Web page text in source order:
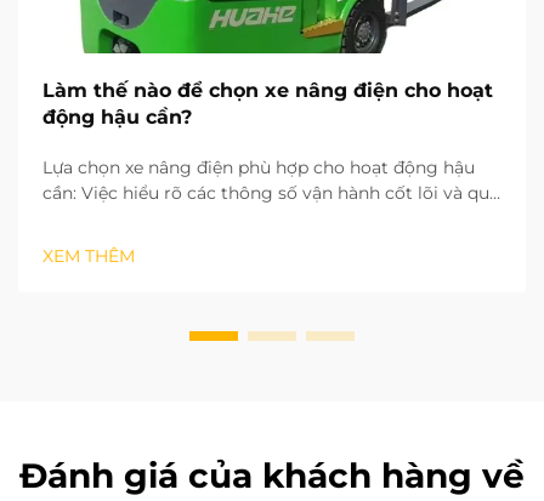
Làm thế nào để chọn xe nâng điện cho hoạt
động hậu cần?
Lựa chọn xe nâng điện phù hợp cho hoạt động hậu
cần: Việc hiểu rõ các thông số vận hành cốt lõi và quy
yếu tố then chốt để chọn đúng loại xe nâng điện. Dựa
trên tiêu chuẩn xe công nghiệp ISO, chiều cao nâng
XEM THÊM
Đánh giá của khách hàng về